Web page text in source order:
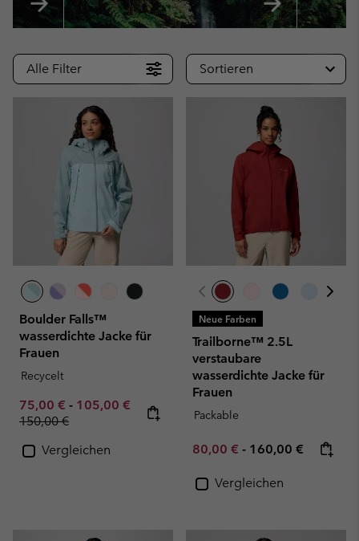
Alle Filter Sortieren
Boulder Falls™
wasserdichte Jacke für
Frauen
Recycelt
Minimum sale price:
75,00 € - Maximum sale price:
105,00 € Regular price:
150,00 €
Vergleichen
Neue Farben
Trailborne™ 2.5L
verstaubare
wasserdichte Jacke für
Frauen
Packable
Minimum sale price:
80,00 € - Maximum price:
160,00 €
Vergleichen